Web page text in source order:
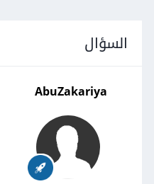
السؤال
AbuZakariya